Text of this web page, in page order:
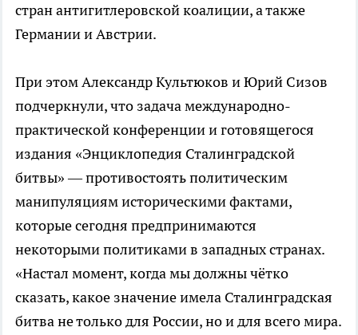
стран антигитлеровской коалиции, а также
Германии и Австрии.
При этом Александр Культюков и Юрий Сизов
подчеркнули, что задача международно-
практической конференции и готовящегося
издания «Энциклопедия Сталинградской
битвы» — противостоять политическим
манипуляциям историческими фактами,
которые сегодня предпринимаются
некоторыми политиками в западных странах.
«Настал момент, когда мы должны чётко
сказать, какое значение имела Сталинградская
битва не только для России, но и для всего мира.